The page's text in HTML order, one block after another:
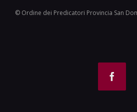
© Ordine dei Predicatori Provincia San